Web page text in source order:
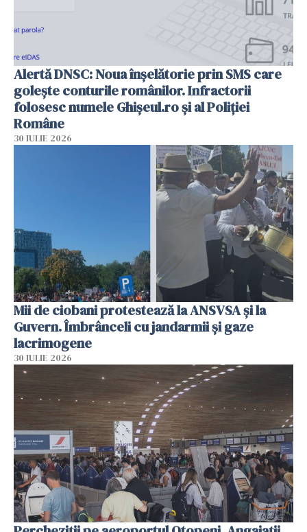
Alertă DNSC: Noua înșelătorie prin SMS care
golește conturile românilor. Infractorii
folosesc numele Ghișeul.ro și al Poliției
Române
30 IULIE 2026
Mii de ciobani protestează la ANSVSA și la
Guvern. Îmbrânceli cu jandarmii și gaze
lacrimogene
30 IULIE 2026